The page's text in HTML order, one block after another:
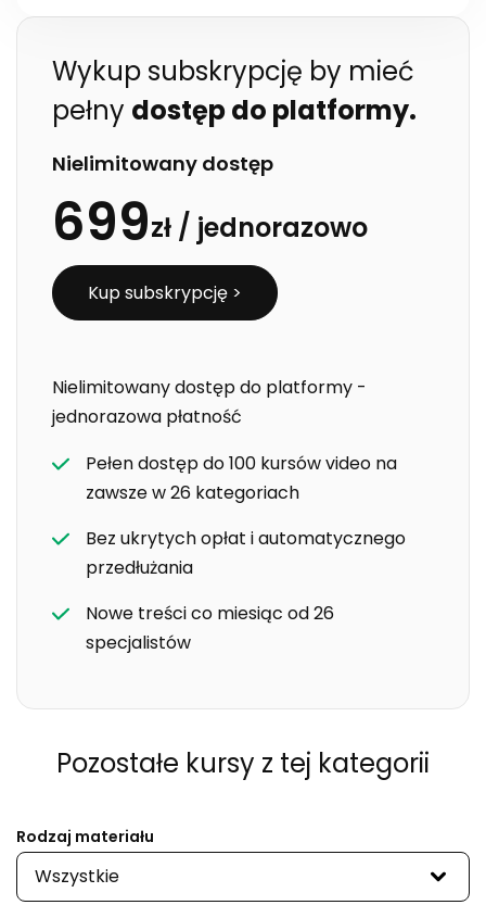
Wykup subskrypcję by mieć
pełny dostęp do platformy.
Nielimitowany dostęp
699zł / jednorazowo
Kup subskrypcję >
Nielimitowany dostęp do platformy -
jednorazowa płatność
Pełen dostęp do 100 kursów video na
zawsze w 26 kategoriach
Bez ukrytych opłat i automatycznego
przedłużania
Nowe treści co miesiąc od 26
specjalistów
Pozostałe kursy z tej kategorii
Rodzaj materiału
Wszystkie